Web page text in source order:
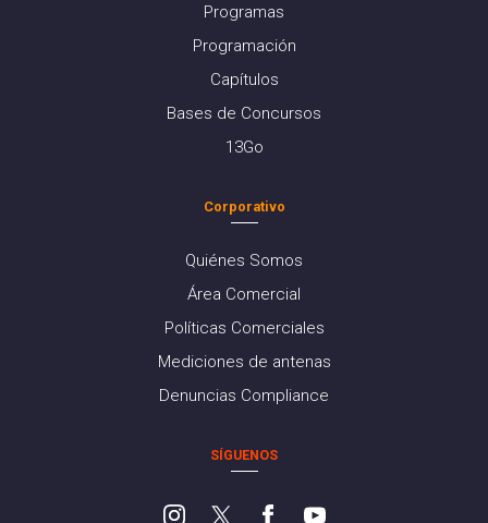
Programas
Programación
Capítulos
Bases de Concursos
13Go
Corporativo
Quiénes Somos
Área Comercial
Políticas Comerciales
Mediciones de antenas
Denuncias Compliance
SÍGUENOS